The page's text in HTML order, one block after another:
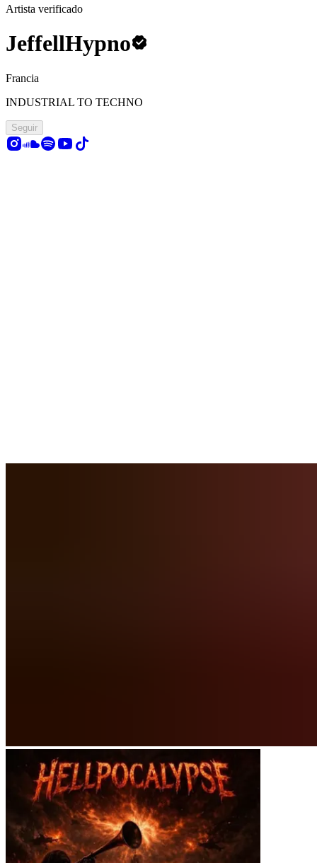
Artista verificado
JeffellHypno
Francia
INDUSTRIAL TO TECHNO
Seguir